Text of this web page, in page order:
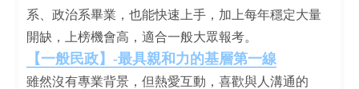
系、政治系畢業，也能快速上手，加上每年穩定大量
開缺，上榜機會高，適合一般大眾報考。
【一般民政】-最具親和力的基層第一線
雖然沒有專業背景，但熱愛互動，喜歡與人溝通的